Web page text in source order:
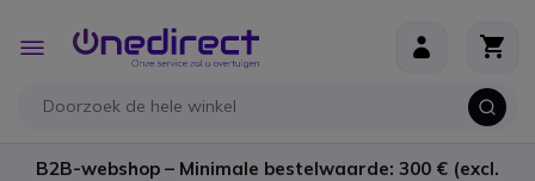
Toggle
Nav
B2B-webshop – Minimale bestelwaarde: 300 € (excl.